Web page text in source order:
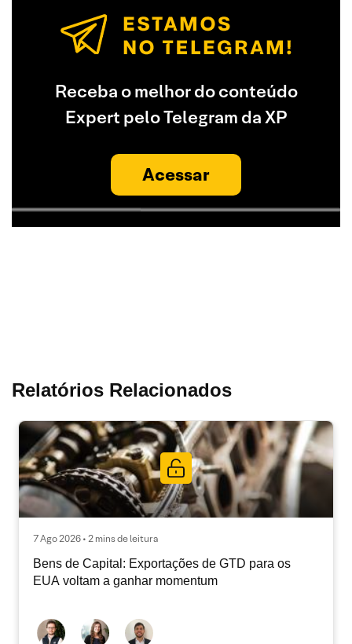
Receba o melhor do conteúdo
Expert pelo Telegram da XP
Acessar
Relatórios Relacionados
7 Ago 2026 • 2 mins de leitura
Bens de Capital: Exportações de GTD para os
EUA voltam a ganhar momentum